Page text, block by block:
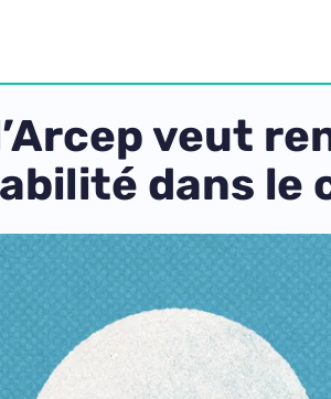
veut
dans le